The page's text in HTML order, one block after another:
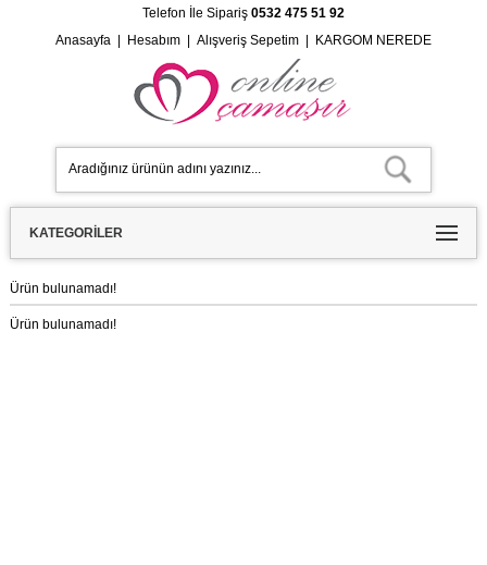
Telefon İle Sipariş 0532 475 51 92
Anasayfa| Hesabım| Alışveriş Sepetim| KARGOM NEREDE
KATEGORILER
Ürün bulunamadı!
Ürün bulunamadı!